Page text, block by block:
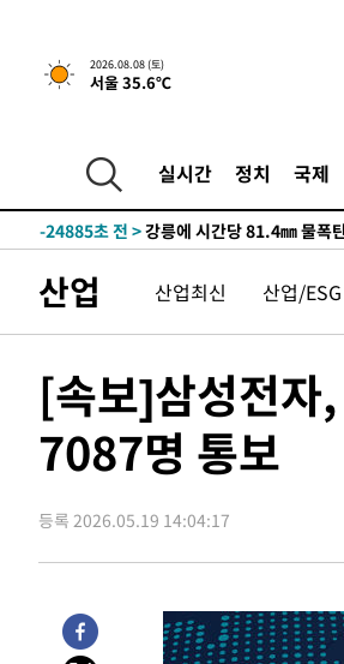
2026.08.08 (토)
서울 35.6℃
실시간 정치 국제
3시간 전 >[속보]뉴욕증시 상승 마감
틀레티코 이적"
-31971초 전 >
수도권 40도 육박 '펄펄'…
-30940초 전 >
-24885초 전 >강릉에 시간당 81.4㎜ 물폭
-18702초 전 >
선재도서 해루질 나섰다 실
-16236초 전 >남자 농구, 나고야 아시안게
-11839초 전 >
극한폭염 한풀 꺾이지만…'
주 날씨]
-8857초 전 >축구협회 "압수수색·성접대
-7374초 전 >[속보]'압수수색·성접대 논란'
3시간 전 >[속보]뉴욕증시 상승 마감
-32189초 전 >[속보]이강인 "감독님이 원
-30940초 전 >
온열질환 사망자 3명 늘어…
산업 산업최신 산업/ESG
[속보]삼성전자
7087명 통보
등록 2026.05.19 14:04:17